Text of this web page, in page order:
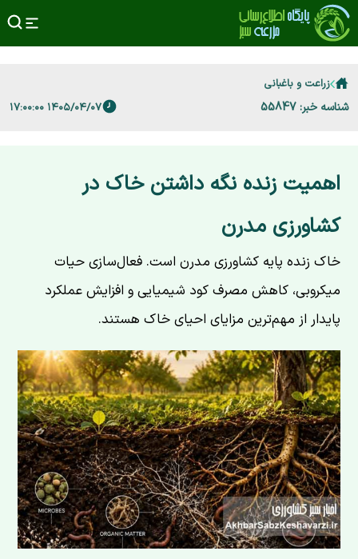
زراعت و باغبانی
شناسه خبر: 55847 ۱۴۰۵/۰۴/۰۷ ۱۷:۰۰:۰۰
اهمیت زنده نگه داشتن خاک در
کشاورزی مدرن
خاک زنده پایه کشاورزی مدرن است. فعال‌سازی حیات
میکروبی، کاهش مصرف کود شیمیایی و افزایش عملکرد
پایدار از مهم‌ترین مزایای احیای خاک هستند.